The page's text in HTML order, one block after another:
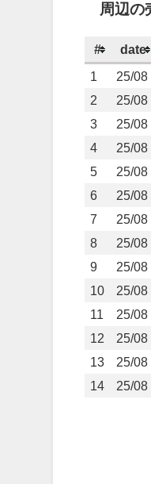
周辺の
# date
1 25/08
2
25/08
3
25/08
4
25/08
5
25/08
6
25/08
7
25/08
8
25/08
9
25/08
10
25/08
11
25/08
12
25/08
13
25/08
14
25/08